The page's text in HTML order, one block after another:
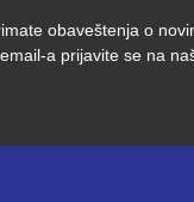
obaveštenja o
a prijavite se na